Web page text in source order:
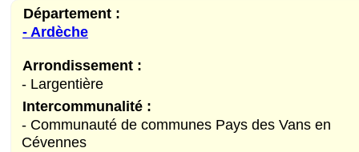
Département :
- Ardèche
Arrondissement :
- Largentière
Intercommunalité :
- Communauté de communes Pays des Vans en
Cévennes